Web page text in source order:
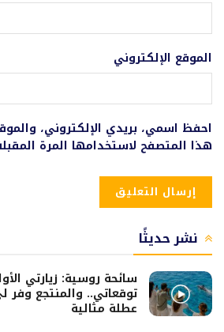
الموقع الإلكتروني
احفظ اسمي، بريدي الإلكتروني،
هذا المتصفح لاستخدامها المرة
نشر حديثًا
سائحة روسية: زيارتي
توقعاتي.. والمنتجع وفر
عطلة مثالية